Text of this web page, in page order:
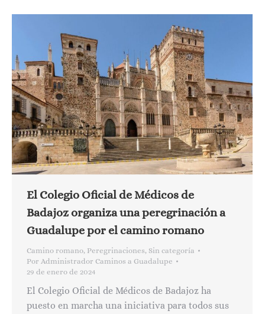
El Colegio Oficial de Médicos de
Badajoz organiza una peregrinación a
Guadalupe por el camino romano
Camino romano, Peregrinaciones, Sin categoría
Por Administrador Caminos a Guadalupe
29 de enero de 2024
El Colegio Oficial de Médicos de Badajoz ha
puesto en marcha una iniciativa para todos sus